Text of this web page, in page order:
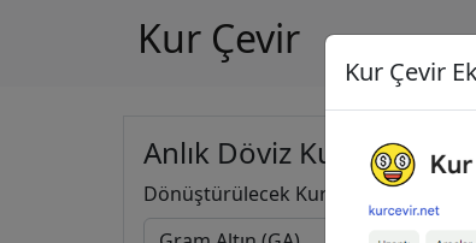
Kur Çevir
Anlık Döviz Kuru
Dönüştürülecek Kur
Kur Çevir